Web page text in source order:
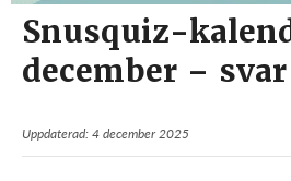
Snusquiz-
december – svar
Uppdaterad: 4 december 2025